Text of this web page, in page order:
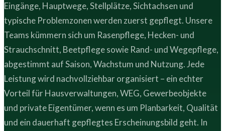
Eingänge, Hauptwege, Stellplätze, Sichtachsen und
typische Problemzonen werden zuerst gepflegt. Unsere
Teams kümmern sich um Rasenpflege, Hecken- und
Strauchschnitt, Beetpflege sowie Rand- und Wegepflege,
abgestimmt auf Saison, Wachstum und Nutzung. Jede
Leistung wird nachvollziehbar organisiert – ein echter
Vorteil für Hausverwaltungen, WEG, Gewerbeobjekte
und private Eigentümer, wenn es um Planbarkeit, Qualität
und ein dauerhaft gepflegtes Erscheinungsbild geht. In